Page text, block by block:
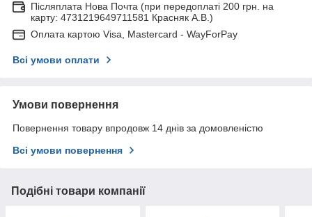
Післяплата Нова Почта (при передоплаті 200 грн. на
карту: 4731219649711581 Красняк А.В.)
Оплата картою Visa, Mastercard - WayForPay
Всі умови оплати
Умови повернення
Повернення товару впродовж 14 днів за домовленістю
Всі умови повернення
Подібні товари компанії